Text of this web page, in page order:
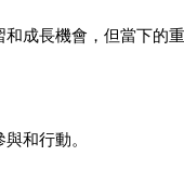
成長機會，但當下的
和行動。